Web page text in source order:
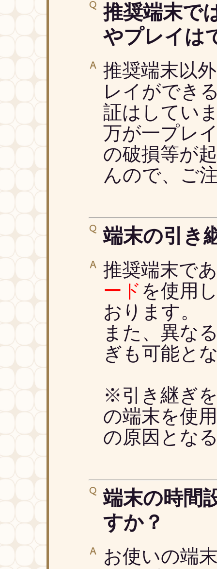
推奨端末で
やプレイは
推奨端末以
レイができ
証はしてい
万が一プレ
の破損等が
んので、ご
端末の引き
推奨端末で
ード を使用
おります。
また、異な
ぎも可能と
※引き継ぎ
の端末を使
の原因とな
端末の時間
すか？
お使いの端